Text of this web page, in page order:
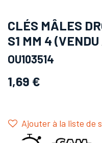
CLÉS MÂLES
S1 MM 4
OU103514
1,69 €
Ajouter à la liste de